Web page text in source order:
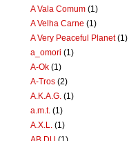
A Vala Comum (1)
A Velha Carne (1)
A Very Peaceful Planet (1)
a_omori (1)
A-Ok (1)
A-Tros (2)
A.K.A.G. (1)
a.m.t. (1)
A.X.L.
(1)